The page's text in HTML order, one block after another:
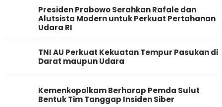
Presiden Prabowo Serahkan Rafale dan
Alutsista Modern untuk Perkuat Pertahanan
Udara RI
TNI AU Perkuat Kekuatan Tempur Pasukan di
Darat maupun Udara
Kemenkopolkam Berharap Pemda Sulut
Bentuk Tim Tanggap Insiden Siber